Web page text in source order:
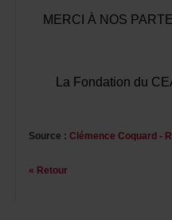
Source: ClémenceCoquard-
«Retour